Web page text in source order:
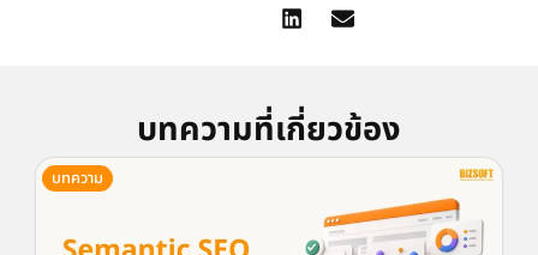
บทความที่เกี่ยวข้อง
บทความ